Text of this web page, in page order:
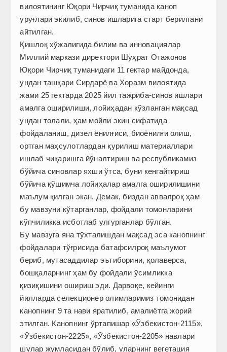
вилоятининг Юқори Чирчиқ туманида каноп
уруғлари экилиб, синов ишларига старт берилгани
айтилган.
Қишлоқ хўжалигида билим ва инновациялар
Миллий маркази директори Шуҳрат Отажонов
Юқори Чирчиқ туманидаги 11 гектар майдонда,
ундан ташқари Сирдарё ва Хоразм вилоятида
жами 25 гектарда 2025 йил тажриба-синов ишлари
амалга оширилиши, ло­йиҳадан кўзланган мақсад
ундан толали, ҳам мойли экин сифатида
фойдаланиш, дизел ёнилғиси, биоёнилғи олиш,
ортган маҳсулотлардан қурилиш материаллари
ишлаб чиқаришга йўналтириш ва республикамиз
бўйича синовлар яхши ўтса, буни кенгайтириш
бўйича қўшимча лойиҳалар амалга оширилишини
маълум қилган экан. Демак, биздан аввалроқ ҳам
бу мавзуни кўтарганлар, фойдали томонларини
кўпчиликка исботлаб улгурганлар бўлган.
Бу мавзуга яна тўхталишдан мақсад эса канопнинг
фойдалари тўғрисида батафсилроқ маълумот
бериб, мутасаддилар эътиборини, қолаверса,
бошқаларнинг ҳам бу фойдали ўсимликка
қизиқишини ошириш эди. Дарвоқе, кейинги
йилларда селекционер олимларимиз томонидан
канопнинг 9 та нави яратилиб, амалиётга жорий
этилган. Канопнинг ўртапишар «Ўзбекистон-2115»,
«Ўзбекистон-2225», «Ўзбекистон-2205» навлари
шулар жумласидан бўлиб, уларнинг вегетация